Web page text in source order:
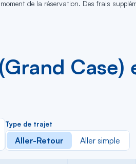
de la réservation. Des frais
Case)
Type de trajet
Aller-Retour Aller simple